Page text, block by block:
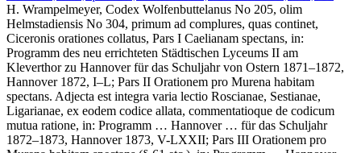
H. Wrampelmeyer, Codex Wolfenbuttelanus No 205, olim
Helmstadiensis No 304, primum ad complures, quas continet,
Ciceronis orationes collatus, Pars I Caelianam spectans, in:
Programm des neu errichteten Städtischen Lyceums II am
Kleverthor zu Hannover für das Schuljahr von Ostern 1871–1872,
Hannover 1872, I–L; Pars II Orationem pro Murena habitam
spectans. Adjecta est integra varia lectio Roscianae, Sestianae,
Ligarianae, ex eodem codice allata, commentatioque de codicum
mutua ratione, in: Programm … Hannover … für das Schuljahr
1872–1873, Hannover 1873, V-LXXII; Pars III Orationem pro